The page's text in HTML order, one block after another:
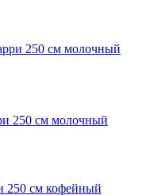
250 см молочный